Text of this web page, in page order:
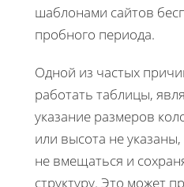
шаблонами сайтов
пробного периода.
Одной из частых
работать таблицы,
указание размеров
или высота не
не вмещаться и
структуру. Это может